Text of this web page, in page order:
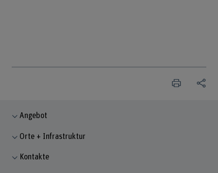
Angebot
Orte + Infrastruktur
Kontakte